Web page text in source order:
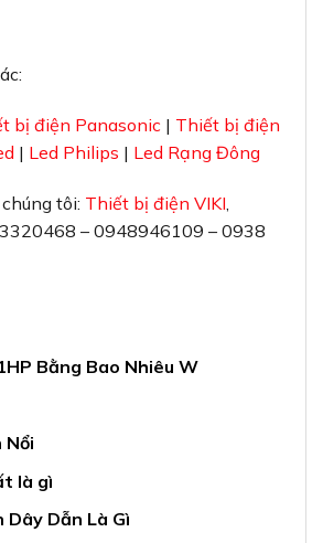
bị điện Panasonic | Thiết bị điện
| Led Philips | Led Rạng Đông
tôi: Thiết bị điện VIKI
– 0948946109 – 0938
Bằng Bao Nhiêu W
Nổi
là gì
Dẫn Là Gì